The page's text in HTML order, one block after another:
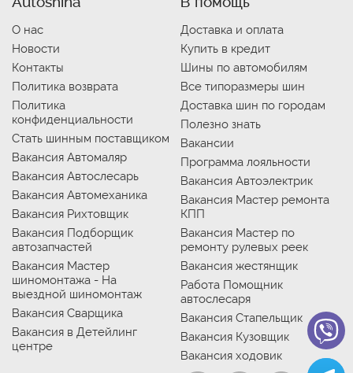
О нас
Новости
Контакты
Политика возврата
Политика
конфиденциальности
Стать шинным поставщиком
Вакансия Автомаляр
Вакансия Автослесарь
Вакансия Автомеханика
Вакансия Рихтовщик
Вакансия Подборщик
автозапчастей
Вакансия Мастер
шиномонтажа - На
выездной шиномонтаж
Вакансия Сварщика
Вакансия в Детейлинг
центре
Доставка и оплата
Купить в кредит
Шины по автомобилям
Все типоразмеры шин
Доставка шин по городам
Полезно знать
Вакансии
Программа лояльности
Вакансия Автоэлектрик
Вакансия Мастер ремонта
КПП
Вакансия Мастер по
ремонту рулевых реек
Вакансия жестянщик
Работа Помощник
автослесаря
Вакансия Стапельщик
Вакансия Кузовщик
Вакансия ходовик